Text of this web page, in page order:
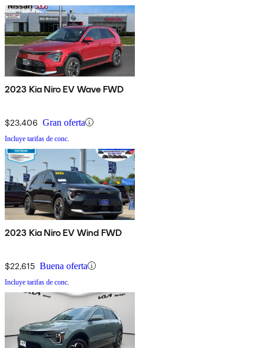
2023 Kia Niro EV Wave FWD
$23,406 Gran oferta
Incluye tarifas de conc.
2023 Kia Niro EV Wind FWD
$22,615 Buena oferta
Incluye tarifas de conc.